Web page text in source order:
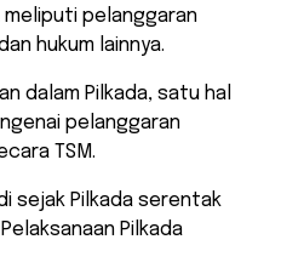
meliputi pelanggaran
hukum lainnya.
dalam Pilkada, satu hal
pelanggaran
TSM.
sejak Pilkada serentak
Pilkada